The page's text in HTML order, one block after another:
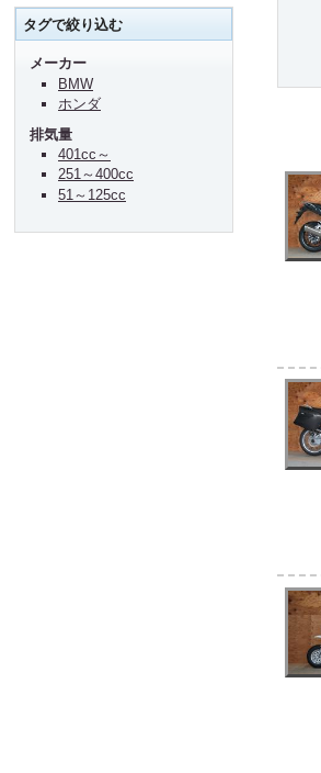
タグで絞り込む
メーカー
BMW
ホンダ
排気量
401cc～
251～400cc
51～125cc